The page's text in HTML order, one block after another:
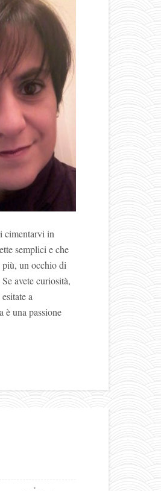
cimentarvi in
semplici e che
un occhio di
avete curiosità,
a
è una passione